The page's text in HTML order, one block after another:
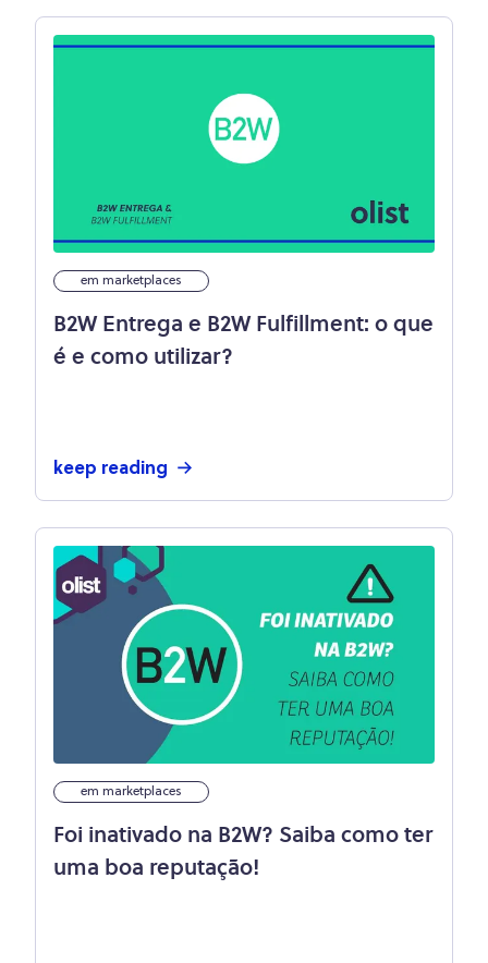
em marketplaces
B2W Entrega e B2W Fulfillment: o que
é e como utilizar?
keep reading
em marketplaces
Foi inativado na B2W? Saiba como ter
uma boa reputação!